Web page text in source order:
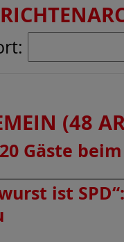
(48
Gäste
ist